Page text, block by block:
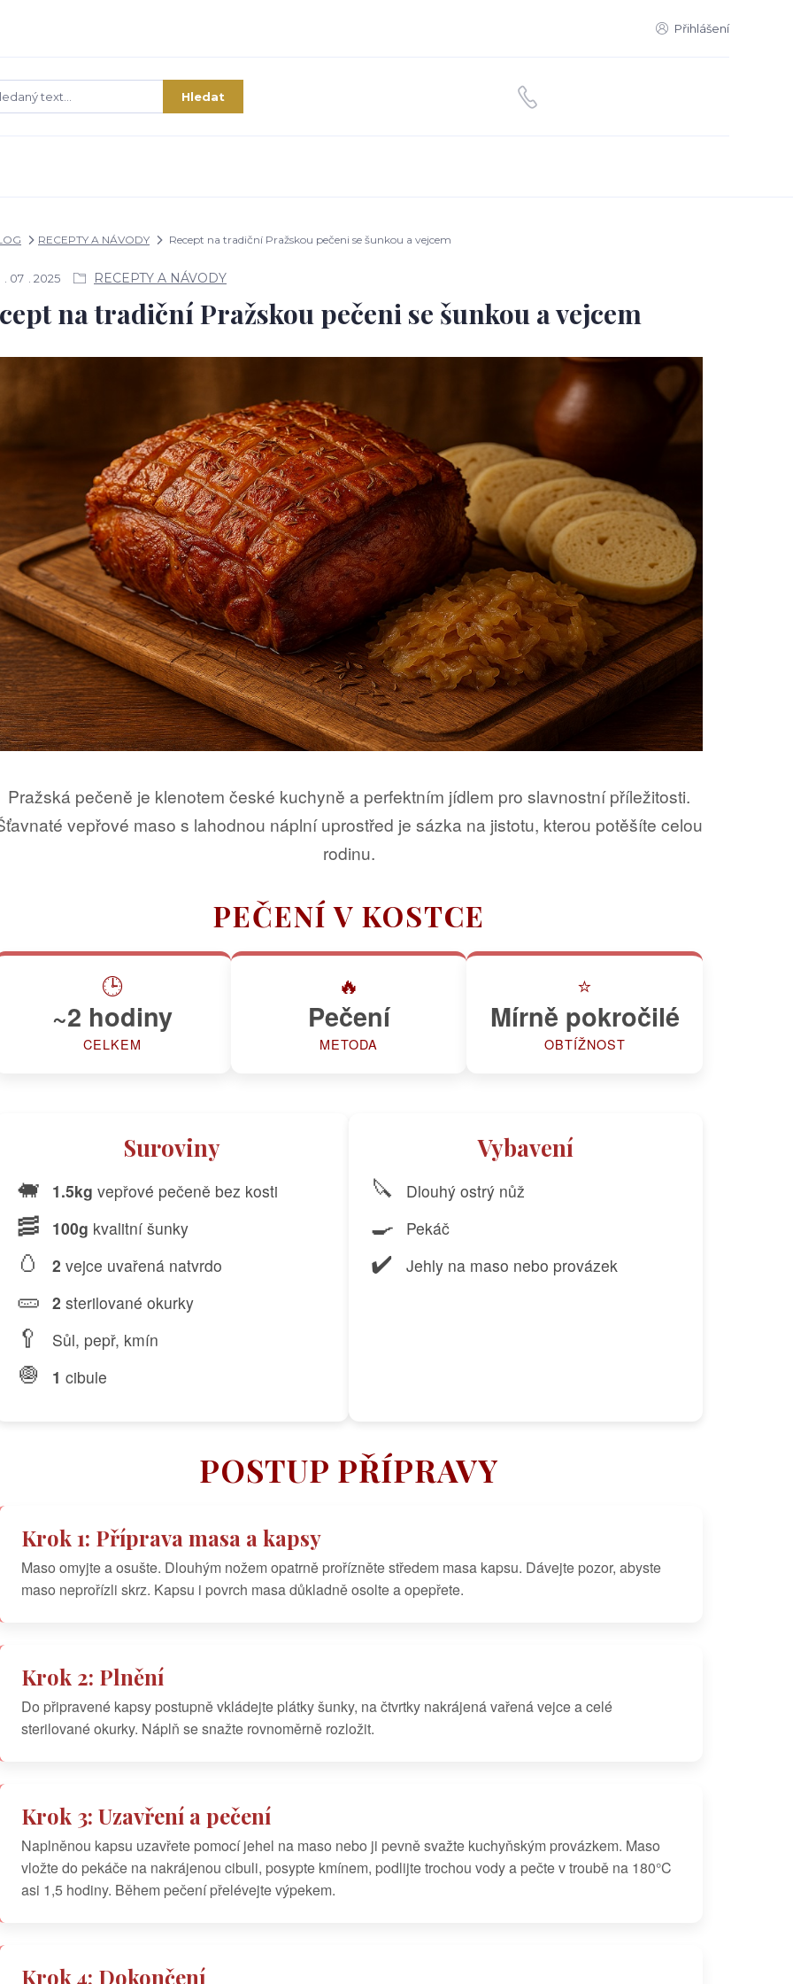
Přihlášení
Hledat
RECEPTY A NÁVODY Recept na tradiční Pražskou pečeni se šunkou a vejcem
07 2025 RECEPTY A NÁVODY
na tradiční Pražskou pečeni se šunkou a vejcem
Pražská pečeně je klenotem české kuchyně a perfektním jídlem pro slavnostní příležitosti.
vepřové maso s lahodnou náplní uprostřed je sázka na jistotu, kterou potěšíte celou
rodinu.
PEČENÍ V KOSTCE
🕒
~2 hodiny
CELKEM
🔥
Pečení
METODA
⭐
Mírně pokročilé
OBTÍŽNOST
Suroviny
🐖 1.5kg vepřové pečeně bez kosti
🥓 100g kvalitní šunky
🥚 2 vejce uvařená natvrdo
🥒 2 sterilované okurky
🥄 Sůl, pepř, kmín
🧅 1 cibule
Vybavení
🔪 Dlouhý ostrý nůž
🍳 Pekáč
✔️ Jehly na maso nebo provázek
POSTUP PŘÍPRAVY
Krok 1: Příprava masa a kapsy
Maso omyjte a osušte. Dlouhým nožem opatrně prořízněte středem masa kapsu. Dávejte pozor, abyste
maso neprořízli skrz. Kapsu i povrch masa důkladně osolte a opepřete.
Krok 2: Plnění
Do připravené kapsy postupně vkládejte plátky šunky, na čtvrtky nakrájená vařená vejce a celé
sterilované okurky. Náplň se snažte rovnoměrně rozložit.
Krok 3: Uzavření a pečení
Naplněnou kapsu uzavřete pomocí jehel na maso nebo ji pevně svažte kuchyňským provázkem. Maso
vložte do pekáče na nakrájenou cibuli, posypte kmínem, podlijte trochou vody a pečte v troubě na 180°C
asi 1,5 hodiny. Během pečení přelévejte výpekem.
Krok 4: Dokončení